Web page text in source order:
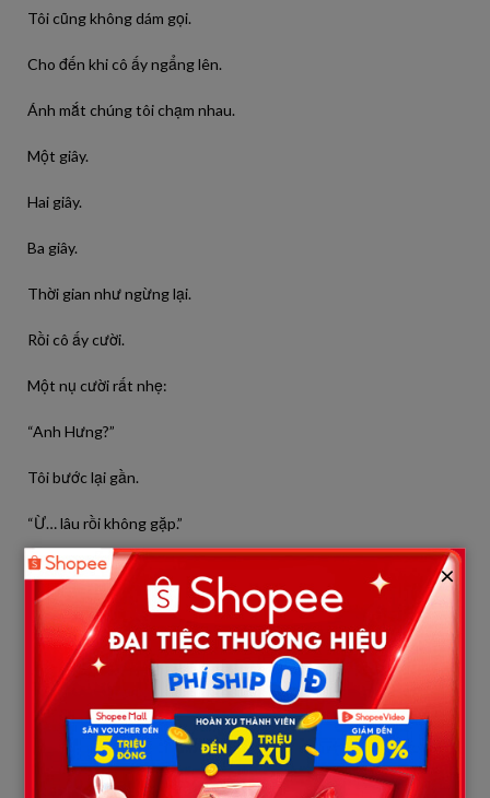
Tôi cũng không dám gọi.
Cho đến khi cô ấy ngẩng lên.
Ánh mắt chúng tôi chạm nhau.
Một giây.
Hai giây.
Ba giây.
Thời gian như ngừng lại.
Rồi cô ấy cười.
Một nụ cười rất nhẹ:
“Anh Hưng?”
Tôi bước lại gần.
“Ừ… lâu rồi không gặp.”
Câu nói nhạt nhẽo đến mức tôi tự thấy xấu hổ.
Mai gật đầu:
“Ừ, lâu rồi.”
Không có sự ngượng ngùng.
Không có oán trách.
×